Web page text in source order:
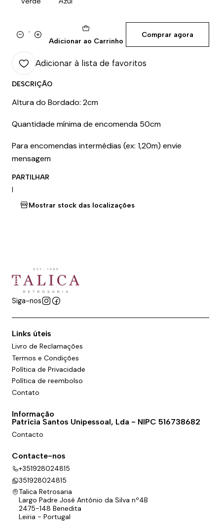
QuantidadeAdicionar ao Carrinho
Comprar agora
Adicionar à lista de favoritos
DESCRIÇÃO
Altura do Bordado: 2cm
Quantidade mínima de encomenda 50cm
Para encomendas intermédias (ex: 1,20m) envie
mensagem
PARTILHAR
|
Mostrar stock das localizações
Siga-nos
Links úteis
Livro de Reclamações
Termos e Condições
Política de Privacidade
Política de reembolso
Contato
Informação
Patrícia Santos Unipessoal, Lda - NIPC 516738682
Contacto
Contacte-nos
+351928024815
351928024815
Talica Retrosaria
Largo Padre José António da Silva nº4B
2475-148 Benedita
Leiria - Portugal